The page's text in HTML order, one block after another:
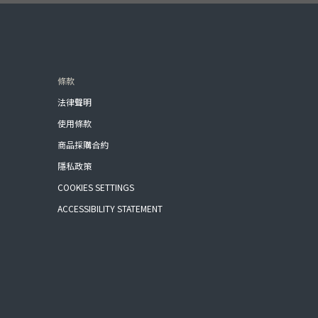
條款
法律聲明
使用條款
商品採購合約
隱私政策
COOKIES SETTINGS
ACCESSIBILITY STATEMENT